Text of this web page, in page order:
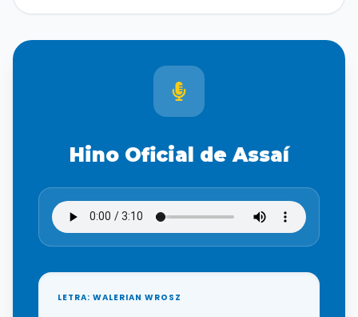
Hino Oficial de Assaí
LETRA: WALERIAN WROSZ